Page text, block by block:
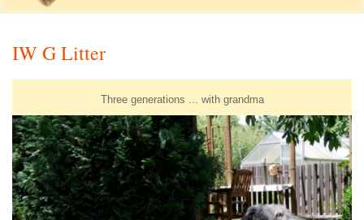
IW G Litter
Three generations ... with grandma